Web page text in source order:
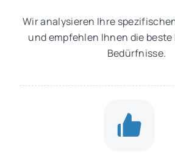
Wir analysieren Ihre
und empfehlen Ihnen die
Bedürfnisse.